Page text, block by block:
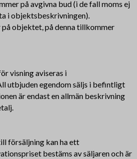
på avgivna bud (i de fall moms ej
i objektsbeskrivningen).
objektet, på denna tillkommer
visning aviseras i
utbjuden egendom säljs i befintligt
är endast en allmän beskrivning
försäljning kan ha ett
bestäms av säljaren och är